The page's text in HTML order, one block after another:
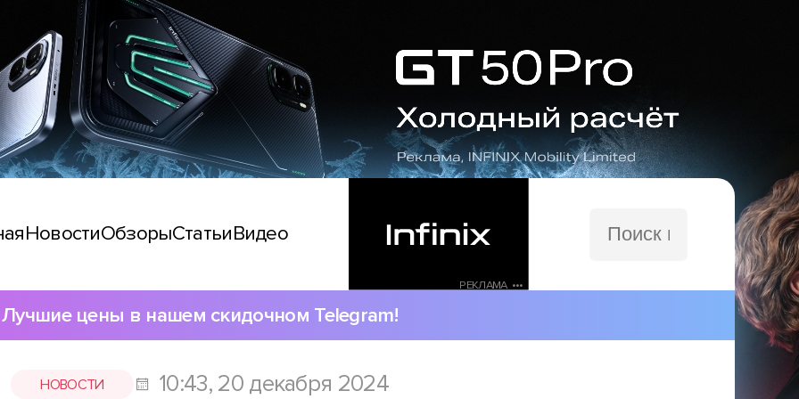
НовостиОбзорыСтатьиВидео
РЕКЛАМА •••
сайту
Лучшие цены в нашем скидочном Telegram!
НОВОСТИ 10:43, 20 декабря 2024